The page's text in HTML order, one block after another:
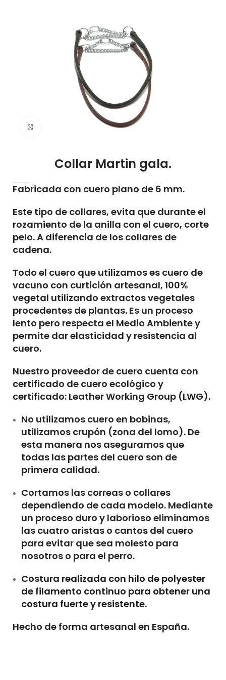
Collar Martin gala.
Fabricada con cuero plano de 6 mm.
Este tipo de collares, evita que durante el
rozamiento de la anilla con el cuero, corte
pelo. A diferencia de los collares de
cadena.
Todo el cuero que utilizamos es cuero de
vacuno con curtición artesanal, 100%
vegetal utilizando extractos vegetales
procedentes de plantas. Es un proceso
lento pero respecta el Medio Ambiente y
permite dar elasticidad y resistencia al
cuero.
Nuestro proveedor de cuero cuenta con
certificado de cuero ecológico y
certificado: Leather Working Group (LWG).
No utilizamos cuero en bobinas,
utilizamos crupón (zona del lomo). De
esta manera nos aseguramos que
todas las partes del cuero son de
primera calidad.
Cortamos las correas o collares
dependiendo de cada modelo. Mediante
un proceso duro y laborioso eliminamos
las cuatro aristas o cantos del cuero
para evitar que sea molesto para
nosotros o para el perro.
Costura realizada con hilo de polyester
de filamento continuo para obtener una
costura fuerte y resistente.
Hecho de forma artesanal en España.